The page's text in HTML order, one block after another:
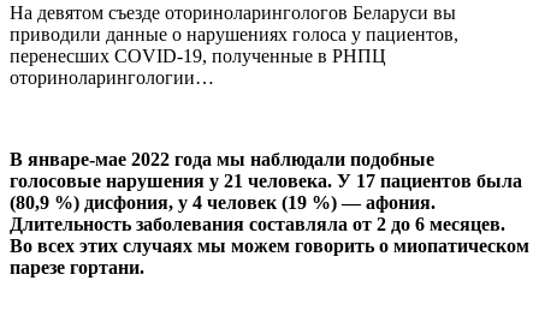
На девятом съезде оториноларингологов Беларуси вы
приводили данные о нарушениях голоса у пациентов,
перенесших COVID-19, полученные в РНПЦ
оториноларингологии…
В январе-мае 2022 года мы наблюдали подобные
голосовые нарушения у 21 человека. У 17 пациентов была
(80,9 %) дисфония, у 4 человек (19 %) — афония.
Длительность заболевания составляла от 2 до 6 месяцев.
Во всех этих случаях мы можем говорить о миопатическом
парезе гортани.